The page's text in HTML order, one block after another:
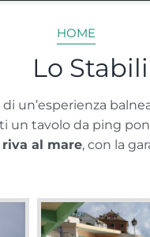
HOME
Lo
un’esperienza
un tavolo da ping
al mare, con la